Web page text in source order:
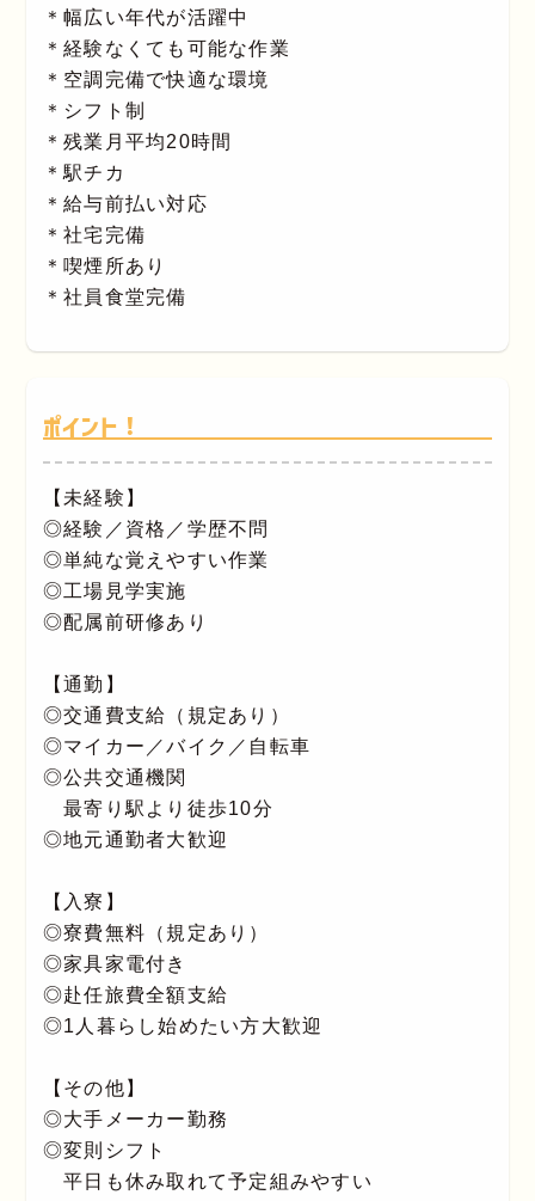
＊幅広い年代が活躍中
＊経験なくても可能な作業
＊空調完備で快適な環境
＊シフト制
＊残業月平均20時間
＊駅チカ
＊給与前払い対応
＊社宅完備
＊喫煙所あり
＊社員食堂完備
ポイント！
【未経験】
◎経験／資格／学歴不問
◎単純な覚えやすい作業
◎工場見学実施
◎配属前研修あり
【通勤】
◎交通費支給（規定あり）
◎マイカー／バイク／自転車
◎公共交通機関
最寄り駅より徒歩10分
◎地元通勤者大歓迎
【入寮】
◎寮費無料（規定あり）
◎家具家電付き
◎赴任旅費全額支給
◎1人暮らし始めたい方大歓迎
【その他】
◎大手メーカー勤務
◎変則シフト
平日も休み取れて予定組みやすい